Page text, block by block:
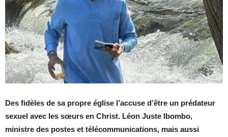
Des fidèles de sa propre église l’accuse d’être un prédateur
sexuel avec les sœurs en Christ. Léon Juste Ibombo,
ministre des postes et télécommunications, mais aussi